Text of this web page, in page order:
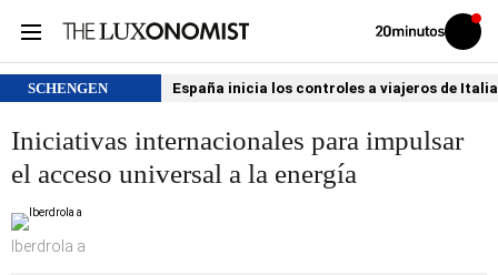
Volver
Iniciar
sesión
SCHENGEN España inicia los controles a viajeros de
Iniciativas internacionales para impulsar
el acceso universal a la energía
Iberdrola a